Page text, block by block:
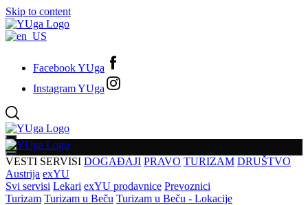
Skip to content
Facebook YUga
Instagram YUga
VESTI SERVISI DOGAĐAJI PRAVO TURIZAM DRUŠTVO
Austrija exYU
Svi servisi Lekari exYU prodavnice Prevoznici
Turizam Turizam u Beču Turizam u Beču - Lokacije